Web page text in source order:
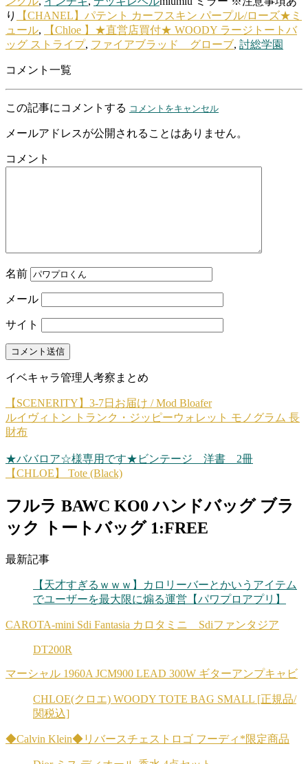
り
【CHANEL】パテント カーフスキン パープル/ローズ★ミ
ュール,
【Chloe 】★直営店買付★ WOODY ラージトートバ
ッグ ストライプ, ファイアブラッド グローブ, 討総学園
コメント一覧
この記事にコメントする コメントをキャンセル
メールアドレスが公開されることはありません。
コメント
名前
メール
サイト
イベキャラ管理人考察まとめ
【SCENERITY】3-7日お届け / Mod Bloafer
ルイヴィトン トランク・ジッピーウォレット モノグラム 長
財布
★ババロア☆様専用です★ビンテージ 洋書 2冊
【CHLOE】 Tote (Black)
フルラ BAWC KO0 ハンドバッグ ブラ
ック トートバッグ 1:FREE
最新記事
【天才すぎるｗｗｗ】カロリーバーとかいうアイテム
でユーザーを最大限に煽る運営【パワプロアプリ】
CAROTA-mini Sdi Fantasia カロタミニ Sdiファンタジア
DT200R
マーシャル 1960A JCM900 LEAD 300W ギターアンプキャビ
CHLOE(クロエ) WOODY TOTE BAG SMALL [正規品/
関税込]
◆Calvin Klein◆リバースチェストロゴ フーディ*限定商品